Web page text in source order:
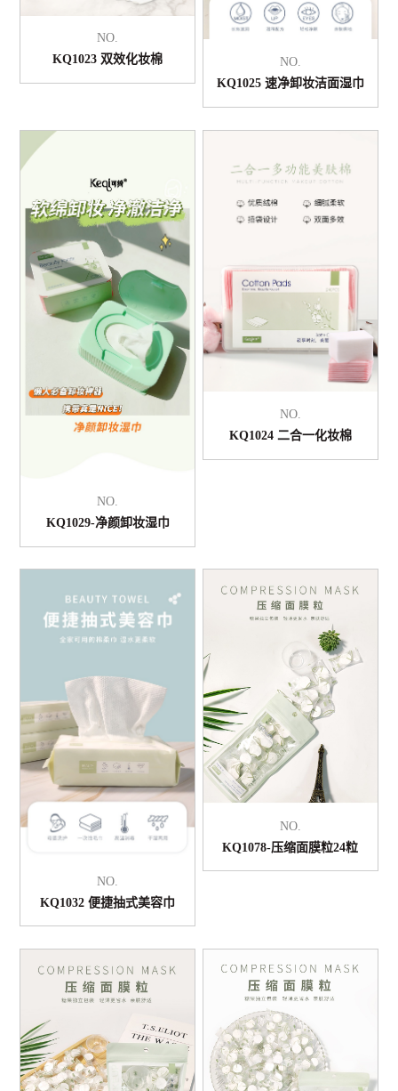
NO.
KQ1023 双效化妆棉
NO.
KQ1025 速净卸妆洁面湿巾
NO.
KQ1029-净颜卸妆湿巾
NO.
KQ1024 二合一化妆棉
NO.
KQ1032 便捷抽式美容巾
NO.
KQ1078-压缩面膜粒24粒